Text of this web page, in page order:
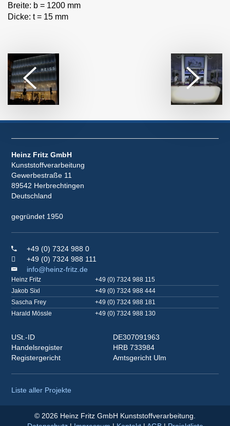
Breite: b = 1200 mm
Dicke: t = 15 mm
Heinz Fritz GmbH
Kunststoffverarbeitung
Gewerbestraße 11
89542 Herbrechtingen
Deutschland
gegründet 1950
+49 (0) 7324 988 0
+49 (0) 7324 988 111
info@heinz-fritz.de
Heinz Fritz
+49 (0) 7324 988 115
Jakob Sixl
+49 (0) 7324 988 444
Sascha Frey
+49 (0) 7324 988 181
Harald Mössle
+49 (0) 7324 988 130
USt.-ID
DE307091963
Handelsregister
HRB 733984
Registergericht
Amtsgericht Ulm
Liste aller Projekte
© 2026 Heinz Fritz GmbH Kunststoffverarbeitung.